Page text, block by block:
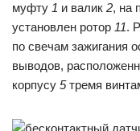
муфту 1 и валик 2, на
установлен ротор 11.
по свечам зажигания
выводов,
корпусу 5тремя